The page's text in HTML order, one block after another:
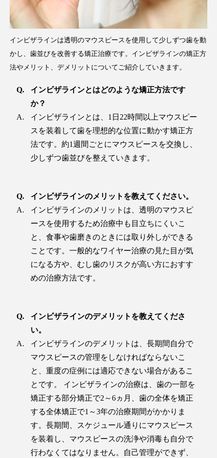
インビザラインは透明のマウスピースを使用して少しずつ歯を動
かし、歯並びを改善する矯正治療です。インビザラインの矯正方
法やメリット、デメリットについてご紹介していきます。
インビザラインとはどのような矯正方法です
か？
インビザラインとは、1日22時間以上マウスピー
スを装着して歯を理想的な位置に動かす矯正方
法です。約1週間ごとにマウスピースを交換し、
少しずつ歯並びを整えていきます。
インビザラインのメリットを教えてください。
インビザラインのメリットは、透明のマウスピ
ースを使用するため治療中も目立ちにくいこ
と、食事や歯磨きのときには取り外しができる
ことです。一般的なワイヤー治療の見た目が気
になる方や、むし歯のリスクが高い方におすす
めの治療方法です。
インビザラインのデメリットを教えてくださ
い。
インビザラインのデメリットは、長期間自分で
マウスピースの管理をしなければならないこ
と、重度の症例には適応できない場合があるこ
とです。 インビザラインの治療は、歯の一部を
矯正する部分矯正で2～6ヵ月、歯の全体を矯正
する全体矯正で1～3年の治療期間がかかりま
す。長期間、スケジュール通りにマウスピース
を装着し、マウスピースの洗浄や消毒も自分で
行わなくてはなりません。自己管理ができず、